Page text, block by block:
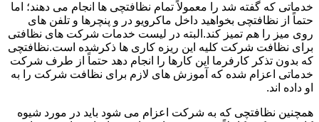
خدماتی که گفته شد را معمولاً تمام نظافتچی ها انجام می دهند؛ اما
حتماً از نظافتچی بخواهید داخل ماکرویو در و پنچرها و تلفن های
روی میز را هم تمیز کند.البته در لیست خدمات شرکت های نظافتی
برای نظافت شرکت کلیه این ریزه کاری ها ذکرشده است.نظافتچی
که بدون تذکر کارفرما این کارها را انجام دهد حتماً از طرف شرکت
خدماتی اعزام شده که آموزش های لازم برای نظافت شرکت را به
او داده اند.
همچنین نظافتچی که به شرکت اعزام می شود باید در مورد شیوه